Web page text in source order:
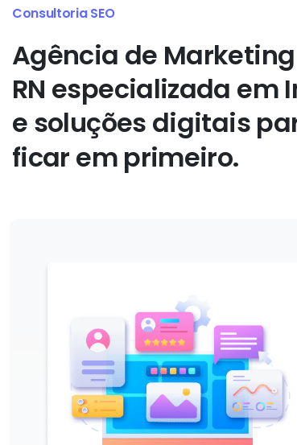
Automação de marketing
Agência de Marketing
RN especializada em
e soluções digitais
ficar em primeiro.